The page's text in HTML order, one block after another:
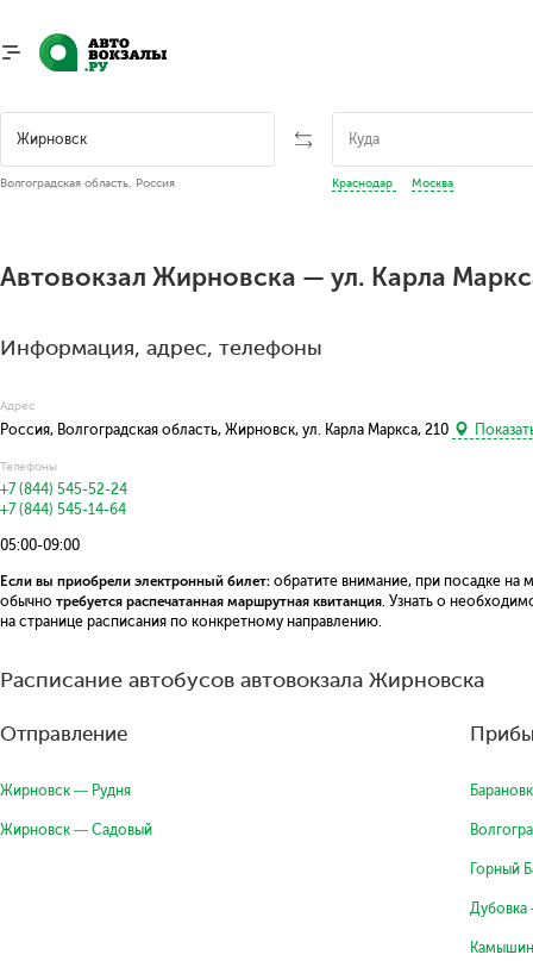
Волгоградская область, Россия Краснодар Москва
Автовокзал Жирновска — ул. Карла
Информация, адрес, телефоны
Адрес
Россия, Волгоградская область, Жирновск, ул. Карла Маркса, 210
Телефоны
+7 (844) 545-52-24
+7 (844) 545-14-64
05:00-09:00
Если вы приобрели электронный билет: обратите внимание, при посадке
обычно требуется распечатанная маршрутная квитанция. Узнать о
на странице расписания по конкретному направлению.
Расписание автобусов автовокзала Жирновска
Отправление
Жирновск — Рудня
Жирновск — Садовый
Горный